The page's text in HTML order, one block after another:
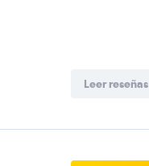
Leer reseñas